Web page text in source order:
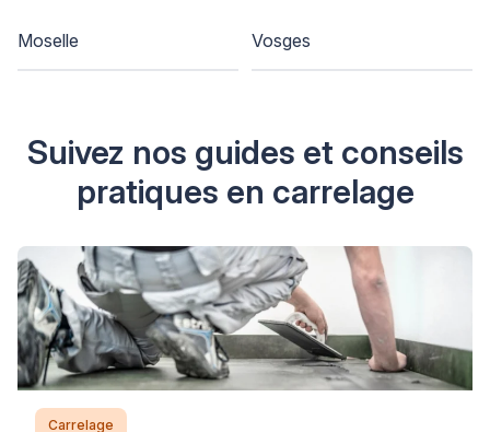
Moselle Vosges
Suivez nos guides et conseils
pratiques en carrelage
Carrelage